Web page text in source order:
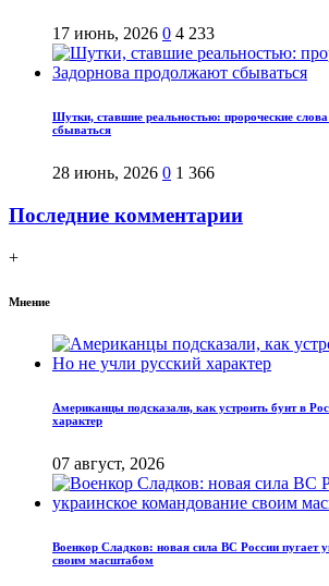
17 июнь, 2026 0 4 233
Шутки, ставшие реальностью: пророческие
сбываться
28 июнь, 2026 0 1 366
Последние комментарии
+
Мнение
Американцы подсказали, как устроить бунт в
характер
07 август, 2026
Военкор Сладков: новая сила ВС России пугает
своим масштабом